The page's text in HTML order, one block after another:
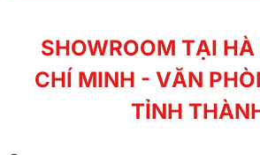
SHOWROOM TẠI HÀ
CHÍ MINH - VĂN
TỈNH